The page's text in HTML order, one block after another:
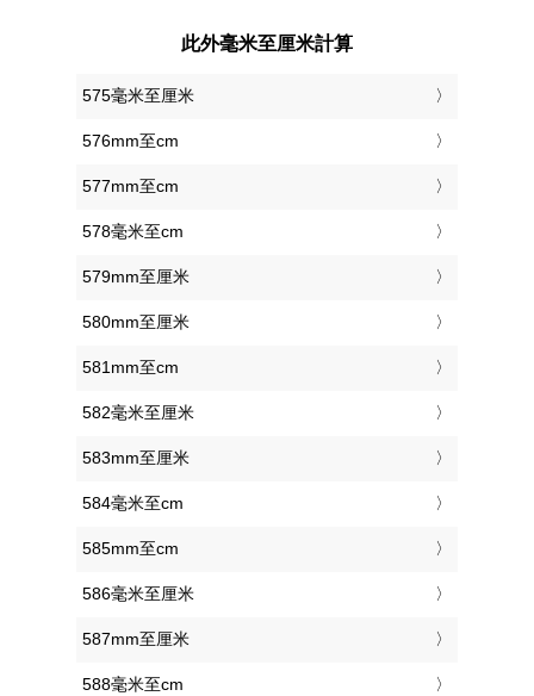
此外毫米至厘米計算
575毫米至厘米
576mm至cm
577mm至cm
578毫米至cm
579mm至厘米
580mm至厘米
581mm至cm
582毫米至厘米
583mm至厘米
584毫米至cm
585mm至cm
586毫米至厘米
587mm至厘米
588毫米至cm